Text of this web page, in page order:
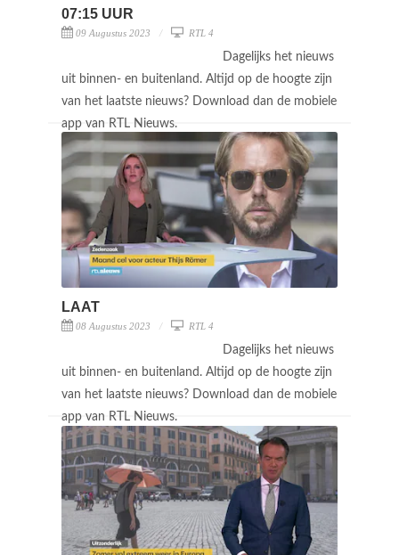
07:15 UUR
09 Augustus 2023 RTL 4
Dagelijks het nieuws
uit binnen- en buitenland. Altijd op de hoogte zijn
van het laatste nieuws? Download dan de mobiele
app van RTL Nieuws.
LAAT
08 Augustus 2023 RTL 4
Dagelijks het nieuws
uit binnen- en buitenland. Altijd op de hoogte zijn
van het laatste nieuws? Download dan de mobiele
app van RTL Nieuws.